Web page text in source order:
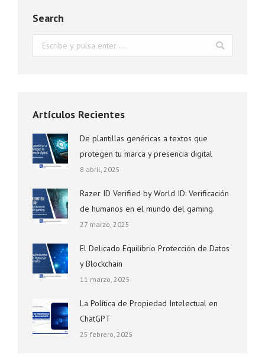
Search
Buscar:
Artículos Recientes
De plantillas genéricas a textos que
protegen tu marca y presencia digital
8 abril, 2025
Razer ID Verified by World ID: Verificación
de humanos en el mundo del gaming.
27 marzo, 2025
El Delicado Equilibrio Protección de Datos
y Blockchain
11 marzo, 2025
La Política de Propiedad Intelectual en
ChatGPT
25 febrero, 2025